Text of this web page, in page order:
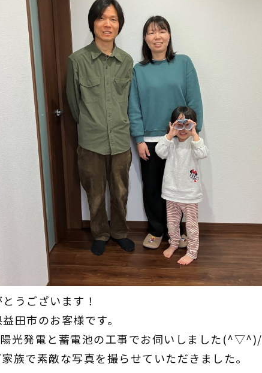
うございます！
田市のお客様です。
光発電と蓄電池の工事でお伺いしました(^▽^)/
族で素敵な写真を撮らせていただきました。